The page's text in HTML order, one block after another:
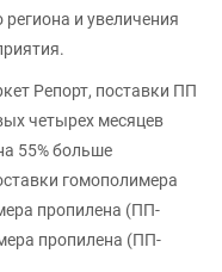
и увеличения
Репорт, поставки ПП
четырех месяцев
55% больше
гомополимера
пропилена (ПП-
пропилена (ПП-